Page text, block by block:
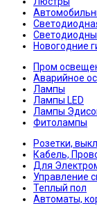
Новогодние
Пром
Аварийное
Лампы
Лампы LED
Лампы
Фитолампы
Розетки,
Кабель,
Для
Управление
Теплый пол
Автоматы,